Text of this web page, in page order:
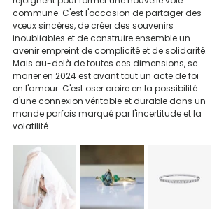
commune. C'est l'occasion de partager des
vœux sincères, de créer des souvenirs
inoubliables et de construire ensemble un
avenir empreint de complicité et de solidarité.
Mais au-delà de toutes ces dimensions, se
marier en 2024 est avant tout un acte de foi
en l'amour. C'est oser croire en la possibilité
d'une connexion véritable et durable dans un
monde parfois marqué par l'incertitude et la
volatilité.